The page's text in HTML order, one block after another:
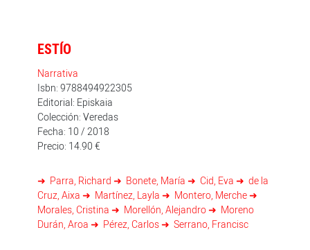
ESTÍO
Narrativa
Isbn: 9788494922305
Editorial: Episkaia
Colección: Veredas
Fecha: 10 / 2018
Precio: 14.90 €
Parra, Richard Bonete, María Cid, Eva
de la
Cruz, Aixa
Martínez, Layla
Montero, Merche
Morales, Cristina
Morellón, Alejandro
Moreno
Durán, Aroa
Pérez, Carlos Serrano, Francisc